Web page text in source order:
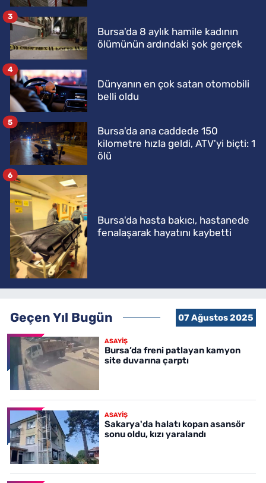
Bursa'da 8 aylık hamile kadının
ölümünün ardındaki şok gerçek
3
Dünyanın en çok satan otomobili
belli oldu
4
Bursa'da ana caddede 150
kilometre hızla geldi, ATV'yi biçti: 1
ölü
5
Bursa'da hasta bakıcı, hastanede
fenalaşarak hayatını kaybetti
6
Geçen Yıl Bugün 07 Ağustos 2025
ASAYİŞ
Bursa’da freni patlayan kamyon
site duvarına çarptı
ASAYİŞ
Sakarya'da halatı kopan asansör
sonu oldu, kızı yaralandı